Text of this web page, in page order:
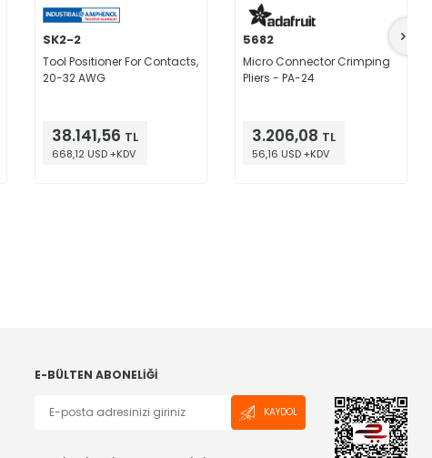
SK2-2
Tool Positioner For Contacts,
20-32 AWG
38.141,56 TL
668,12 USD +KDV
5682
Micro Connector Crimping
Pliers - PA-24
3.206,08 TL
56,16 USD +KDV
E-BÜLTEN ABONELIĞI
KAYDOL